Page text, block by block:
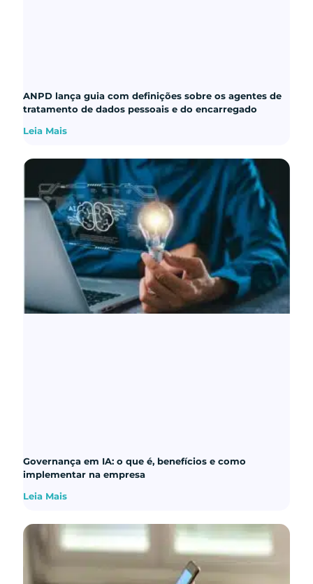
ANPD lança guia com definições sobre os agentes de
tratamento de dados pessoais e do encarregado
Leia Mais
Governança em IA: o que é, benefícios e como
implementar na empresa
Leia Mais